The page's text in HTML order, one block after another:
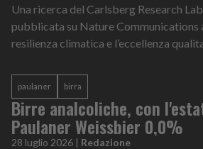
Una ricerca del Carlsberg Research
pubblicata su Nature Communications
resilienza climatica e l’eccellenza
paulaner birra
Birre analcoliche, con
Paulaner Weissbier 0,0%
28 luglio 2026 | Redazione